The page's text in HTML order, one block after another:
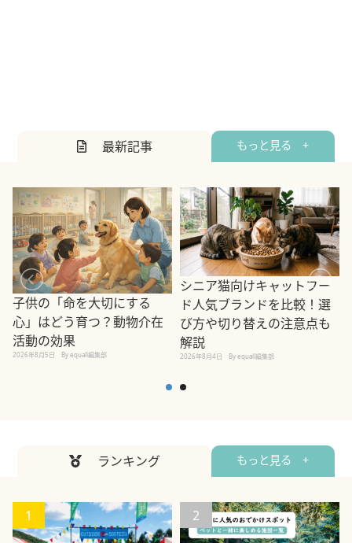
最新記事 もっと見る +
子供の「命を大切にする
心」はどう育つ？動物介在
活動の効果
2026年8月5日 By equall編集部
シニア猫向けキャットフー
ド人気ブランドを比較！選
び方や切り替えの注意点も
解説
2026年8月4日 By equall編集部
ランキング もっと見る +
1 2